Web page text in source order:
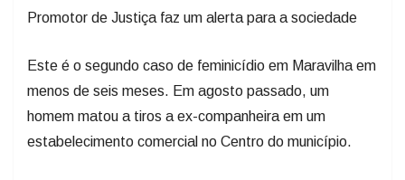
Promotor de Justiça faz um alerta para a sociedade
Este é o segundo caso de feminicídio em Maravilha em
menos de seis meses. Em agosto passado, um
homem matou a tiros a ex-companheira em um
estabelecimento comercial no Centro do município.